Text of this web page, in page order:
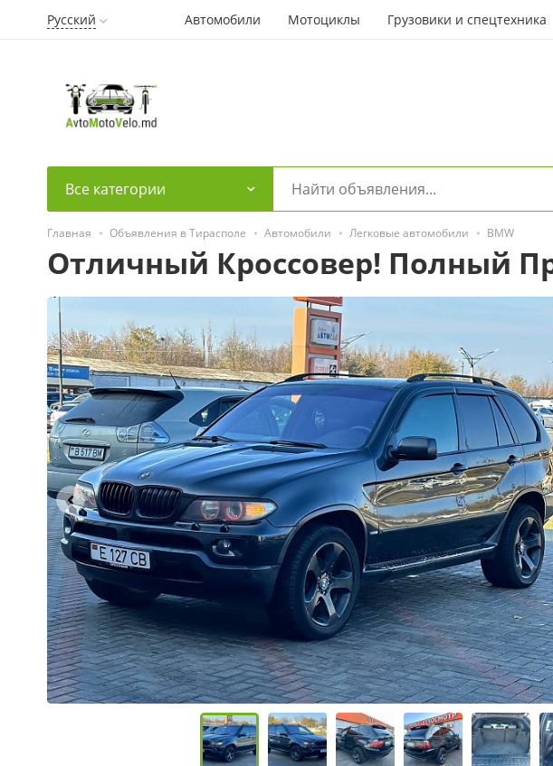
Русский Автомобили Мотоциклы Грузовики и спецтехника
Все категории
Главная Объявления в Тирасполе Автомобили Легковые автомобили BMW
Отличный Кроссовер! Полный